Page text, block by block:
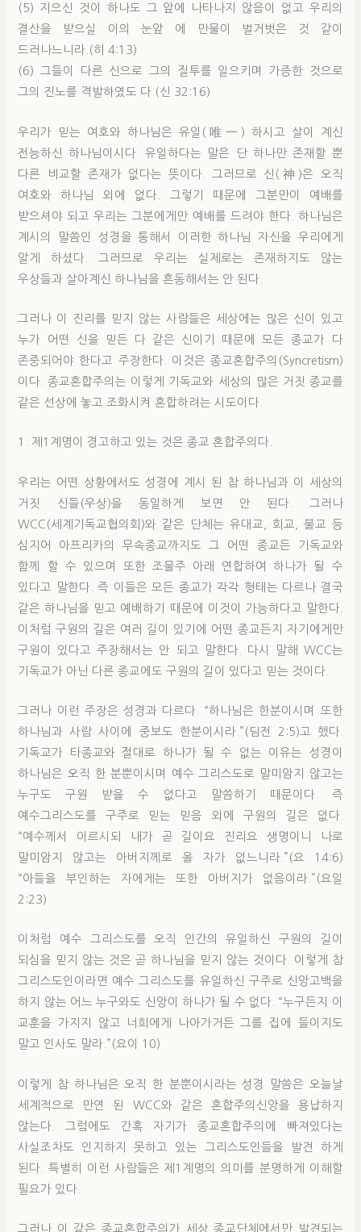
(5) 지으신 것이 하나도 그 앞에 나타나지 않음이 없고 우리의
결산을 받으실 이의 눈앞 에 만물이 벌거벗은 것 같이
드러나느니라.(히 4:13)
(6) 그들이 다른 신으로 그의 질투를 일으키며 가증한 것으로
그의 진노를 격발하였도 다.(신 32:16)
우리가 믿는 여호와 하나님은 유일(唯一) 하시고 살이 계신
전능하신 하나님이시다. 유일하다는 말은 단 하나만 존재할 뿐
다른 비교할 존재가 없다는 뜻이다. 그러므로 신(神)은 오직
여호와 하나님 외에 없다. 그렇기 때문에 그분만이 예배를
받으셔야 되고 우리는 그분에게만 예배를 드려야 한다. 하나님은
계시의 말씀인 성경을 통해서 이러한 하나님 자신을 우리에게
알게 하셨다. 그러므로 우리는 실제로는 존재하지도 않는
우상들과 살아계신 하나님을 흔동해서는 안 된다.
그러나 이 진리를 믿지 않는 사람들은 세상에는 많은 신이 있고
누가 어떤 신을 믿든 다 같은 신이기 때문에 모든 종교가 다
존중되어야 한다고 주장한다. 이것은 종교혼합주의(Syncretism)
이다. 종교혼합주의는 이렇게 기독교와 세상의 많은 거짓 종교를
같은 선상에 놓고 조화시켜 혼합하려는 시도이다.
1. 제1계명이 경고하고 있는 것은 종교 혼합주의다.
우리는 어떤 상황에서도 성경에 계시 된 참 하나님과 이 세상의
거짓 신들(우상)을 동일하게 보면 안 된다. 그러나
WCC(세계기독교협의회)와 같은 단체는 유대교, 회교, 불교 등
심지어 아프리카의 무속종교까지도 그 어떤 종교든 기독교와
함께 할 수 있으며 또한 조물주 아래 연합하여 하나가 될 수
있다고 말한다. 즉 이들은 모든 종교가 각각 형태는 다르나 결국
같은 하나님을 믿고 예배하기 때문에 이것이 가능하다고 말한다.
이처럼 구원의 길은 여러 길이 있기에 어떤 종교든지 자기에게만
구원이 있다고 주장해서는 안 되고 말한다. 다시 말해 WCC는
기독교가 아닌 다른 종교에도 구원의 길이 있다고 믿는 것이다.
그러나 이런 주장은 성경과 다르다. “하나님은 한분이시며 또한
하나님과 사람 사이에 중보도 한분이시라.”(딤전 2:5)고 했다.
기독교가 타종교와 절대로 하나가 될 수 없는 이유는 성경이
하나님은 오직 한 분뿐이시며 예수 그리스도로 말미암지 않고는
누구도 구원 받을 수 없다고 말씀하기 때문이다. 즉
예수그리스도를 구주로 믿는 믿음 외에 구원의 길은 없다.
“예수께서 이르시되 내가 곧 길이요 진리요 생명이니 나로
말미암지 않고는 아버지께로 올 자가 없느니라.”(요 14:6)
“아들을 부인하는 자에게는 또한 아버지가 없음이라.”(요일
2:23)
이처럼 예수 그리스도를 오직 인간의 유일하신 구원의 길이
되심을 믿지 않는 것은 곧 하나님을 믿지 않는 것이다. 이렇게 참
그리스도인이라면 예수 그리스도를 유일하신 구주로 신앙고백을
하지 않는 어느 누구와도 신앙이 하나가 될 수 없다. “누구든지 이
교훈을 가지지 않고 너희에게 나아가거든 그를 집에 들이지도
말고 인사도 말라.”(요이 10)
이렇게 참 하나님은 오직 한 분뿐이시라는 성경 말씀은 오늘날
세계적으로 만연 된 WCC와 같은 혼합주의신앙을 용납하지
않는다. 그럼에도 간혹 자기가 종교혼합주의에 빠져있다는
사실조차도 인지하지 못하고 있는 그리스도인들을 발견 하게
된다. 특별히 이런 사람들은 제1계명의 의미를 분명하게 이해할
필요가 있다.
그러나 이 같은 종교혼합주의가 세상 종교단체에서만 발견되는